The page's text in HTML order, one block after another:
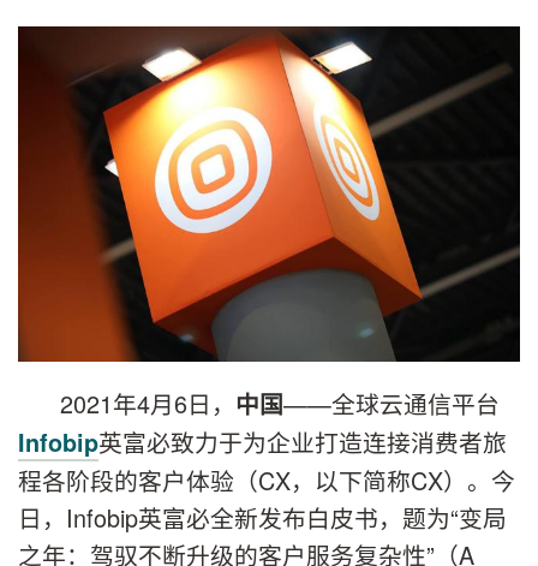
2021年4月6日， 中国——全球云通信平台
Infobip英富必致力于为企业打造连接消费者旅
程各阶段的客户体验（CX，以下简称CX）。今
日，Infobip英富必全新发布白皮书，题为“变局
之年：驾驭不断升级的客户服务复杂性”（A